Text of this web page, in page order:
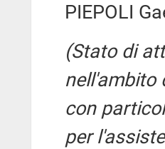
PIEPOLI
(Stato di
nell'ambito
con
per